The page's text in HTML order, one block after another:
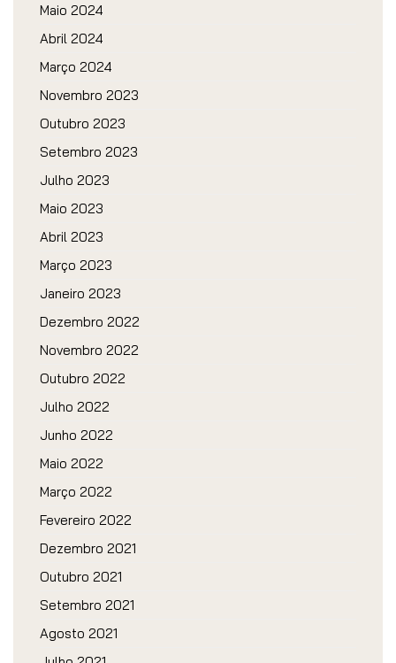
Maio 2024
Abril 2024
Março 2024
Novembro 2023
Outubro 2023
Setembro 2023
Julho 2023
Maio 2023
Abril 2023
Março 2023
Janeiro 2023
Dezembro 2022
Novembro 2022
Outubro 2022
Julho 2022
Junho 2022
Maio 2022
Março 2022
Fevereiro 2022
Dezembro 2021
Outubro 2021
Setembro 2021
Agosto 2021